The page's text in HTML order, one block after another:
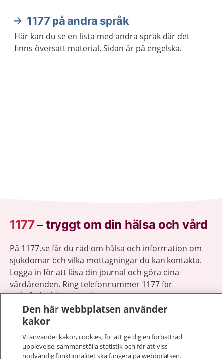
1177 på andra språk
Här kan du se en lista med andra språk där det
finns översatt material. Sidan är på engelska.
1177–tryggt om din hälsa och vård
På 1177.se får du råd om hälsa och information om
sjukdomar och vilka mottagningar du kan kontakta.
Logga in för att läsa din journal och göra dina
vårdärenden. Ring telefonnummer 1177 för
sjukvårdsrådgivning dygnet runt.
1177 ger dig råd när du vill må bättre.
Den här webbplatsen använder
kakor
Vi använder kakor, cookies, för att ge dig en förbättrad
upplevelse, sammanställa statistik och för att viss
nödvändig funktionalitet ska fungera på webbplatsen.